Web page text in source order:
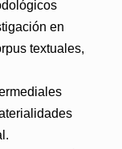
en
textuales,